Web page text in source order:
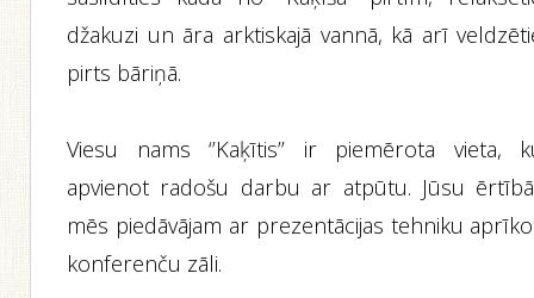
džakuzi un āra arktiskajā vannā, kā arī
pirts bāriņā.
Viesu nams ‘’Kaķītis’’ ir piemērota vieta,
apvienot radošu darbu ar atpūtu. Jūsu
mēs piedāvājam ar prezentācijas tehniku
konferenču zāli.